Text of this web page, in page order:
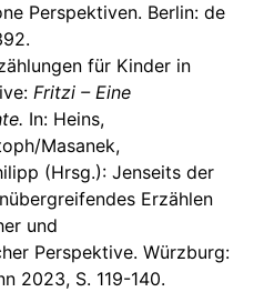
Perspektiven. Berlin: de
für Kinder in
Fritzi – Eine
In: Heins,
Masanek,
(Hrsg.): Jenseits der
Erzählen
und
Perspektive. Würzburg:
2023, S. 119-140.